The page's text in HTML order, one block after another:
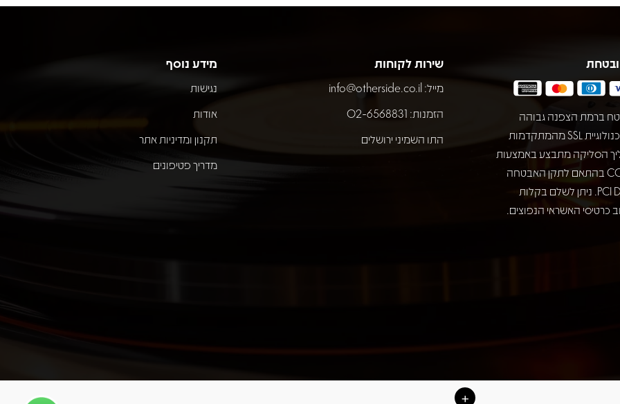
ברמת הצפנה גבוהה
באמצעות טכנולוגיית SSL מהמתקדמות
הסליקה מתבצע באמצעות
חברת COMAX בהתאם לתקן האבטחה
המחמיר PCI DSS. ניתן לשלם בקלות
כרטיסי האשראי הנפוצים.
שירות לקוחות
מייל: info@otherside.co.il
הזמנות: 02-6568831
התו השמיני ירושלים
מידע נוסף
נגישות
אודות
תקנון ומדיניות אתר
מדריך פטיפונים